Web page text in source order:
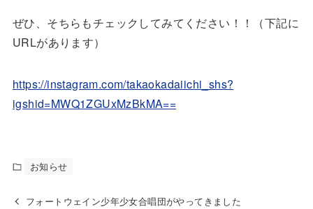
ぜひ、そちらもチェックしてみてください！！（下記に
URLがあります）
https://instagram.com/takaokadaiichi_shs?
igshid=MWQ1ZGUxMzBkMA==
お知らせ
フォートウェイン少年少女合唱団がやってきました